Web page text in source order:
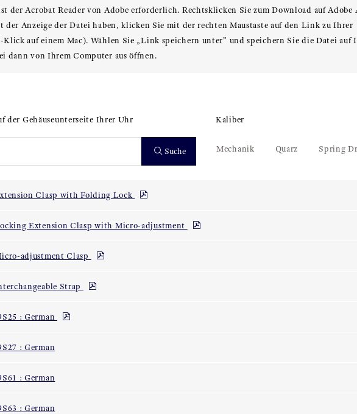
der Acrobat Reader von Adobe erforderlich. Rechtsklicken Sie zum Download auf Adobe
der Anzeige der Datei haben, klicken Sie mit der rechten Maustaste auf den Link zu Ihrer
auf einem Mac). Wählen Sie „Link speichern unter” und speichern Sie die Datei auf
dann von Ihrem Computer aus öffnen.
der Gehäuseunterseite Ihrer Uhr
Suche
Kaliber
Mechanik Quarz Spring
Clasp with Folding Lock
Extension Clasp with Micro-adjustment
adjustment Clasp
Strap
: German
: German
: German
: German